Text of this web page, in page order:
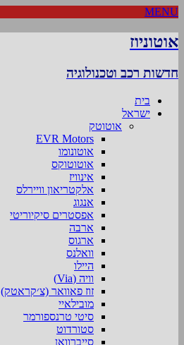
MENU
אוטוניוז
חדשות רכב וטכנולוגיה
בית
ישראל
אוטוטק
EVR Motors
אוטונומו
אוטוטוקס
אינוויז
אלקטריאון וויירלס
אנגוג
אפסטרים סיקיוריטי
ארבה
ארגוס
וואלנס
היילו
וויה (Via)
זוז פאוואר (צ׳קראטק)
מובילאיי
סיטי טרנספורמר
סטורדוט
סייברוואן